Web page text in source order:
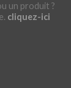
un produit ?
cliquez-ici